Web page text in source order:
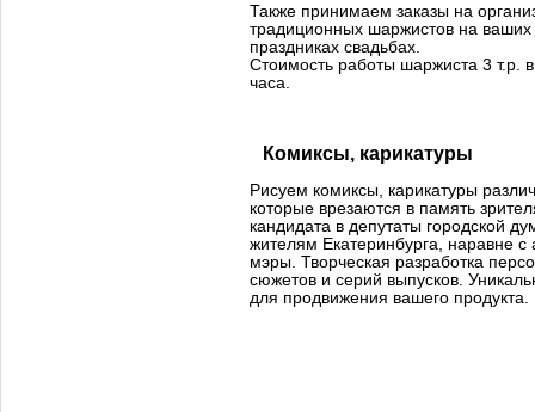
Также принимаем заказы на
традиционных шаржистов на
праздниках свадьбах.
Стоимость работы шаржиста 3 т.р.
часа.
Комиксы, карикатуры
Рисуем комиксы, карикатуры
которые врезаются в память
кандидата в депутаты городской
жителям Екатеринбурга, наравне с
мэры. Творческая разработка
сюжетов и серий выпусков.
для продвижения вашего продукта.